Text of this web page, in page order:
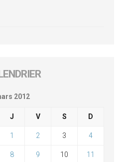
2012
J V S D
1 2 3 4
8 9 10 11